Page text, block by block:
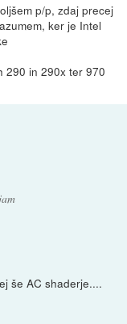
p/p, zdaj precej
ker je Intel
290 in 290x ter 970
še AC shaderje....